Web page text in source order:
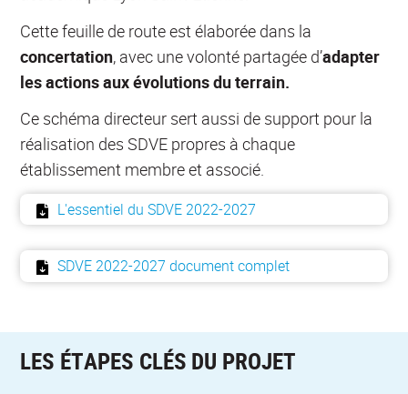
Cette feuille de route est élaborée dans la
concertation, avec une volonté partagée d’adapter
les actions aux évolutions du terrain.
Ce schéma directeur sert aussi de support pour la
réalisation des SDVE propres à chaque
établissement membre et associé.
L'essentiel du SDVE 2022-2027
SDVE 2022-2027 document complet
LES ÉTAPES CLÉS DU PROJET